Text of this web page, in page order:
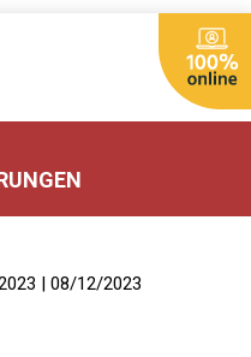
| 08/12/2023